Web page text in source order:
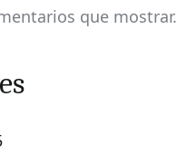
que mostrar.